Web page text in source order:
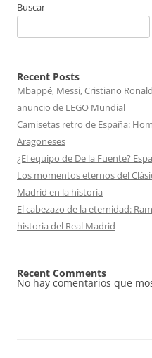
Buscar
Recent Posts
Mbappé, Messi, Cristiano
anuncio de LEGO Mundial
Camisetas retro de España:
Aragoneses
¿El equipo de De la Fuente?
Los momentos eternos del
Madrid en la historia
El cabezazo de la eternidad:
historia del Real Madrid
Recent Comments
No hay comentarios que